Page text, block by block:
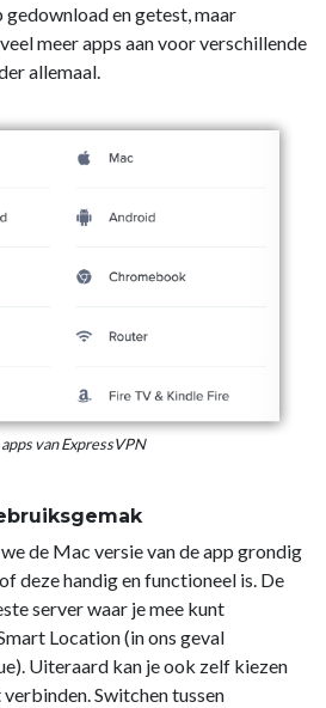
en getest, maar
meer apps aan voor verschillende
allemaal.
van ExpressVPN
de Mac versie van de app grondig
deze handig en functioneel is. De
server waar je mee kunt
Location (in ons geval
Uiteraard kan je ook zelf kiezen
Switchen tussen